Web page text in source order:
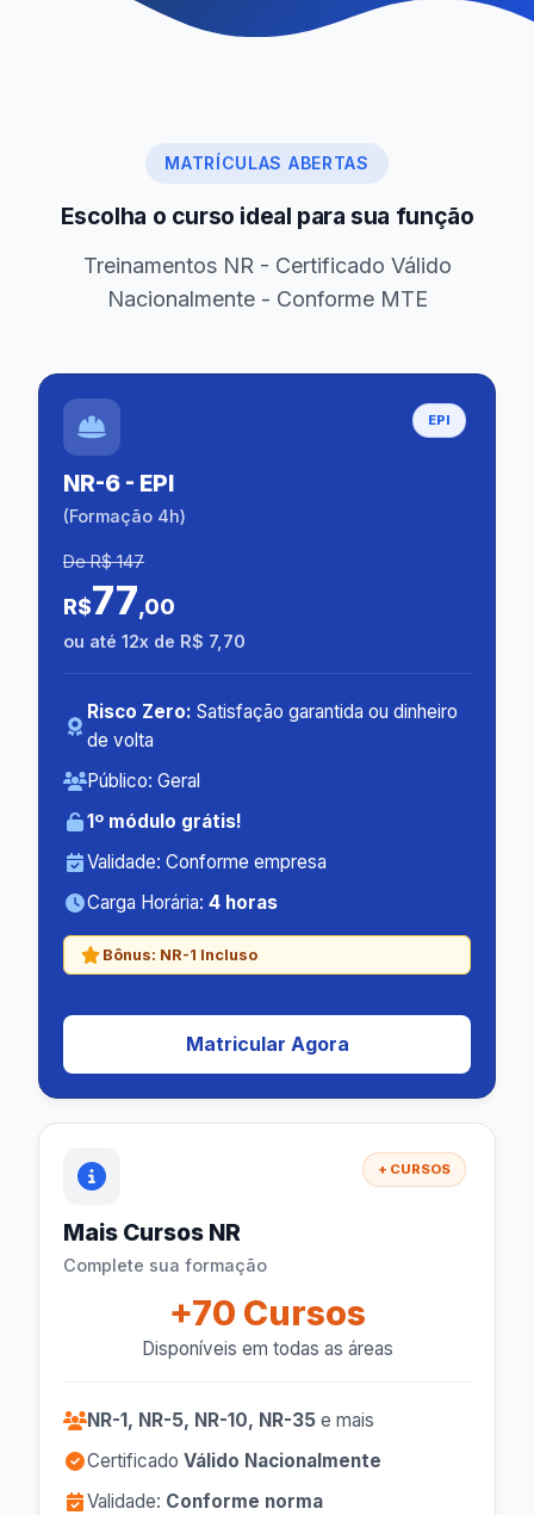
MATRÍCULAS ABERTAS
Escolha o curso ideal para sua função
Treinamentos NR - Certificado Válido
Nacionalmente - Conforme MTE
EPI
NR-6 - EPI
(Formação 4h)
De R$ 147
R$77,00
ou até 12x de R$ 7,70
Risco Zero: Satisfação garantida ou dinheiro
de volta
Público: Geral
1º módulo grátis!
Validade: Conforme empresa
Carga Horária: 4 horas
Bônus: NR-1 Incluso
Matricular Agora
+ CURSOS
Mais Cursos NR
Complete sua formação
+70 Cursos
Disponíveis em todas as áreas
NR-1, NR-5, NR-10, NR-35 e mais
Certificado Válido Nacionalmente
Validade: Conforme norma